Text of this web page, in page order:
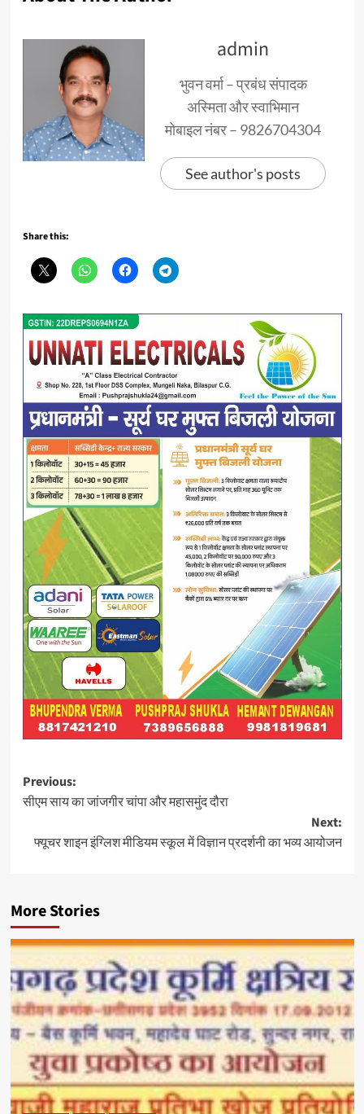
admin
भुवन वर्मा – प्रबंध संपादक
अस्मिता और स्वाभिमान
मोबाइल नंबर – 9826704304
See author's posts
Share this:
Post
navigation
Previous:
सीएम साय का जांजगीर चांपा और महासमुंद दौरा
Next:
फ्यूचर शाइन इंग्लिश मीडियम स्कूल में विज्ञान प्रदर्शनी का भव्य आयोजन
More Stories